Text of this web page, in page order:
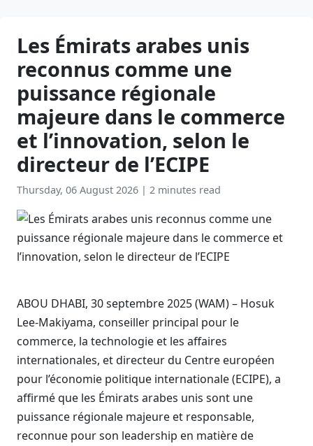
Les Émirats arabes unis
reconnus comme une
puissance régionale
majeure dans le commerce
et l’innovation, selon le
directeur de l’ECIPE
Thursday, 06 August 2026 | 2 minutes read
ABOU DHABI, 30 septembre 2025 (WAM) – Hosuk
Lee-Makiyama, conseiller principal pour le
commerce, la technologie et les affaires
internationales, et directeur du Centre européen
pour l’économie politique internationale (ECIPE), a
affirmé que les Émirats arabes unis sont une
puissance régionale majeure et responsable,
reconnue pour son leadership en matière de